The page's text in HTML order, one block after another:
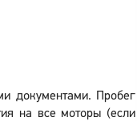
документами. Пробег
на все моторы (если